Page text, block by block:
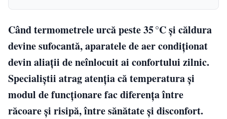
Când termometrele urcă peste 35 °C şi căldura
devine sufocantă, aparatele de aer condiționat
devin aliaţii de neînlocuit ai confortului zilnic.
Specialiştii atrag atenţia că temperatura şi
modul de funcţionare fac diferenţa între
răcoare şi risipă, între sănătate şi disconfort.